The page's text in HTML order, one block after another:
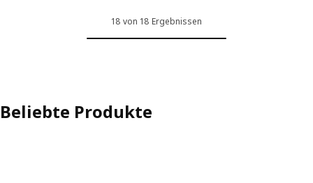
18 von 18 Ergebnissen
Beliebte Produkte